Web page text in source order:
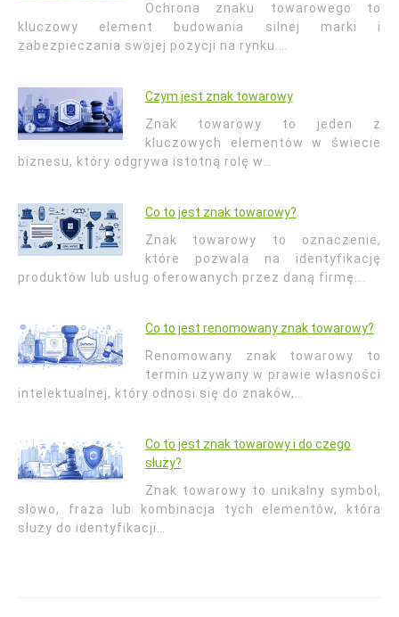
Ochrona znaku towarowego to
kluczowy element budowania silnej marki i
zabezpieczania swojej pozycji na rynku.…
Czym jest znak towarowy
Znak towarowy to jeden z
kluczowych elementów w świecie
biznesu, który odgrywa istotną rolę w…
Co to jest znak towarowy?
Znak towarowy to oznaczenie,
które pozwala na identyfikację
produktów lub usług oferowanych przez daną firmę.…
Co to jest renomowany znak towarowy?
Renomowany znak towarowy to
termin używany w prawie własności
intelektualnej, który odnosi się do znaków,…
Co to jest znak towarowy i do czego
służy?
Znak towarowy to unikalny symbol,
słowo, fraza lub kombinacja tych elementów, która
służy do identyfikacji…